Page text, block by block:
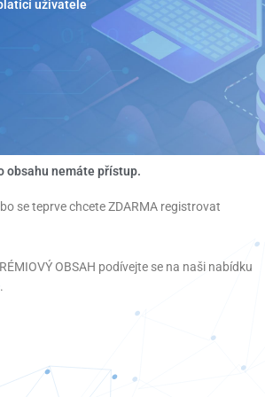
uživatele
obsahu nemáte přístup.
se teprve chcete ZDARMA registrovat
OBSAH podívejte se na naši nabídku
.